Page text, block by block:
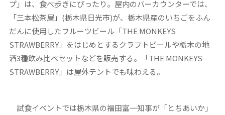
プ」は、食べ歩きにぴったり。屋内のバーカウンターでは、
「三本松茶屋」(栃木県日光市)が、栃木県産のいちごをふん
だんに使用したフルーツビール「THE MONKEYS
STRAWBERRY」をはじめとするクラフトビールや栃木の地
酒3種飲み比べセットなどを販売する。「THE MONKEYS
STRAWBERRY」は屋外テントでも味わえる。
試食イベントでは栃木県の福田富一知事が「とちあいか」